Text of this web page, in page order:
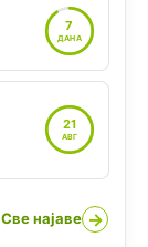
7
ДАНА
21
АВГ
Све најаве →